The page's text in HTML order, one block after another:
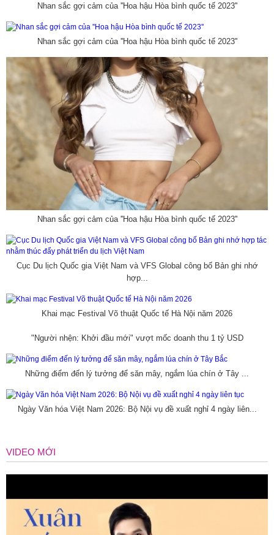
Nhan sắc gợi cảm của ''Hoa hậu Hòa bình quốc tế 2023''
Nhan sắc gợi cảm của ''Hoa hậu Hòa bình quốc tế 2023''
Nhan sắc gợi cảm của ''Hoa hậu Hòa bình quốc tế 2023''
Cục Du lịch Quốc gia Việt Nam và VFS Global công bố Bản ghi nhớ
hợp...
Khai mạc Festival Võ thuật Quốc tế Hà Nội năm 2026
"Người nhện: Khởi đầu mới" vượt mốc doanh thu 1 tỷ USD
Những điểm đến lý tưởng để săn mây, ngắm lúa chín ở Tây ...
Ngày Văn hóa Việt Nam 2026: Bộ Nội vụ đề xuất nghỉ 4 ngày liên...
VIDEO MỚI